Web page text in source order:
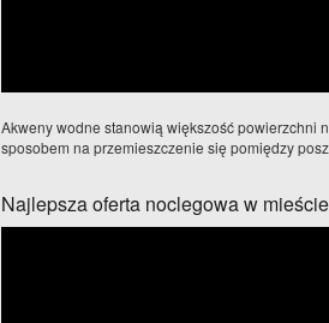
Akweny wodne stanowią większość powierzchni
sposobem na przemieszczenie się pomiędzy
Najlepsza oferta noclegowa w mieście